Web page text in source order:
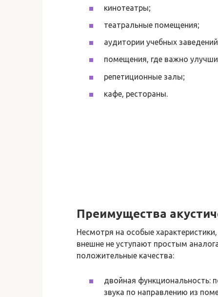
кинотеатры;
театральные помещения;
аудитории учебных
помещения, где важно
репетиционные залы;
кафе, рестораны.
Преимущества
Несмотря на особые
внешне не уступают простым
положительные качества:
двойная функциональность:
звука по направлению из